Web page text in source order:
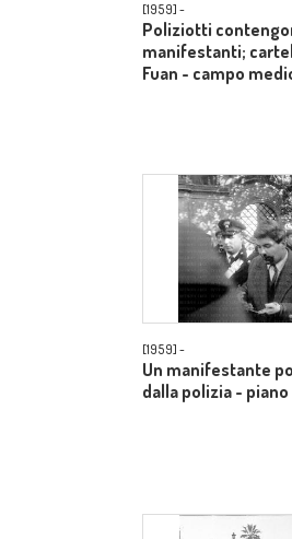
[1959] -
Poliziotti
manifestanti;
Fuan - campo
[1959] -
Un manifestante
dalla polizia -